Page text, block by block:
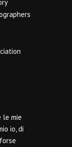
le mie
io, di